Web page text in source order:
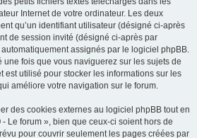
Internet de votre ordinateur. Les deux
qu’un identifiant utilisateur (désigné ci-après
de session invité (désigné ci-après par
assignés par le logiciel phpBB.
une fois que vous naviguerez sur les sujets de
est utilisé pour stocker les informations sur les
améliore votre navigation sur le forum.
des cookies externes au logiciel phpBB tout en
Le forum », bien que ceux-ci soient hors de
pour couvrir seulement les pages créées par